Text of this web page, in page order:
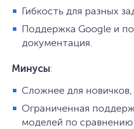
Гибкость для разных
Поддержка Google и
документация.
Минусы:
Сложнее для новичков,
Ограниченная
моделей по сравнению